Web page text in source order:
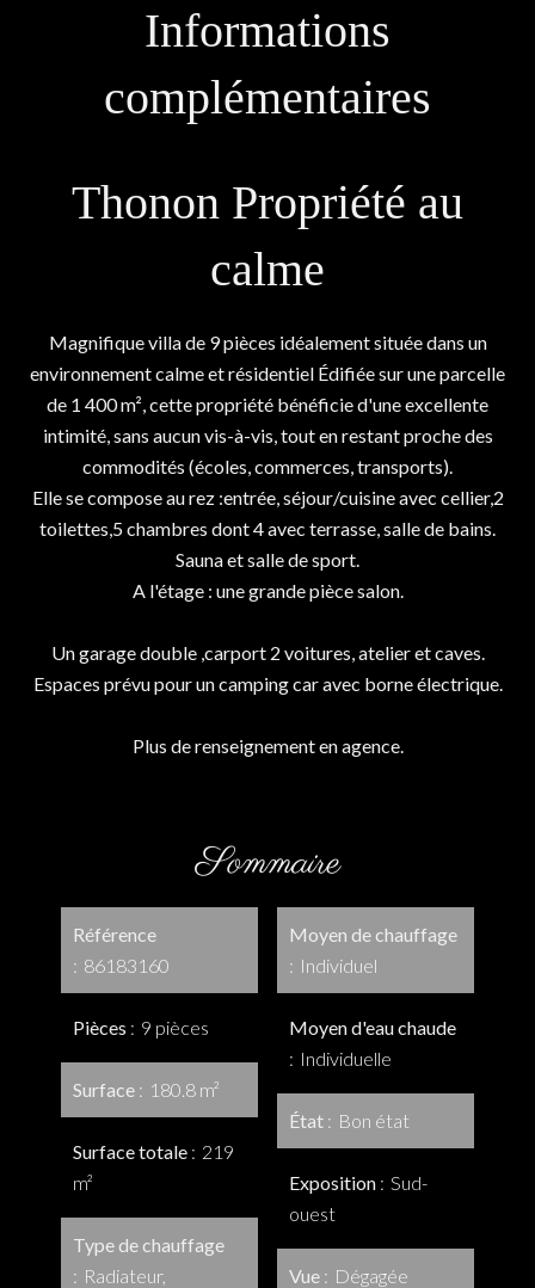
Informations
complémentaires
Thonon Propriété au
calme
Magnifique villa de 9 pièces idéalement située dans un
environnement calme et résidentiel Édifiée sur une parcelle
de 1 400 m², cette propriété bénéficie d'une excellente
intimité, sans aucun vis-à-vis, tout en restant proche des
commodités (écoles, commerces, transports).
Elle se compose au rez :entrée, séjour/cuisine avec cellier,2
toilettes,5 chambres dont 4 avec terrasse, salle de bains.
Sauna et salle de sport.
A l'étage : une grande pièce salon.
Un garage double ,carport 2 voitures, atelier et caves.
Espaces prévu pour un camping car avec borne électrique.
Plus de renseignement en agence.
Sommaire
Référence
86183160
Pièces 9 pièces
Surface 180.8 m²
Surface totale
219
m²
Type de chauffage
Radiateur,
Moyen de chauffage
Individuel
Moyen d'eau chaude
Individuelle
État Bon état
Exposition
Sud-
ouest
Vue
Dégagée